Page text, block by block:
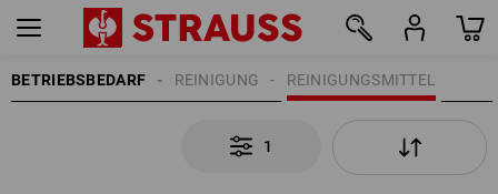
BETRIEBSBEDARF REINIGUNGSMITTEL
REINIGUNG
1